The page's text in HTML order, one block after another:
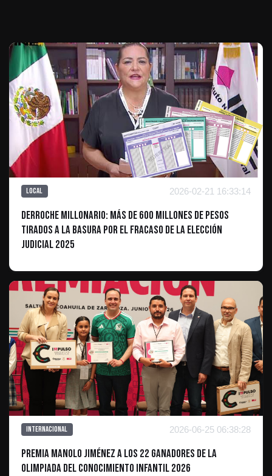
Local 2026-02-21 16:33:14
Derroche millonario: Más de 600 millones de pesos
tirados a la basura por el fracaso de la elección
judicial 2025
Internacional 2026-06-25 06:38:28
Premia Manolo Jiménez a los 22 ganadores de la
Olimpiada del Conocimiento Infantil 2026